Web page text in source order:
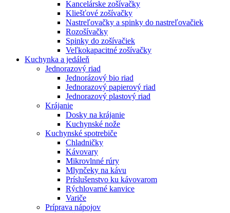
Kancelárske zošívačky
Kliešťové zošívačky
Nastreľovačky a spinky do nastreľovačiek
Rozošívačky
Spinky do zošívačiek
Veľkokapacitné zošívačky
Kuchynka a jedáleň
Jednorazový riad
Jednorázový bio riad
Jednorazový papierový riad
Jednorazový plastový riad
Krájanie
Dosky na krájanie
Kuchynské nože
Kuchynské spotrebiče
Chladničky
Kávovary
Mikrovlnné rúry
Mlynčeky na kávu
Príslušenstvo ku kávovarom
Rýchlovarné kanvice
Variče
Príprava nápojov